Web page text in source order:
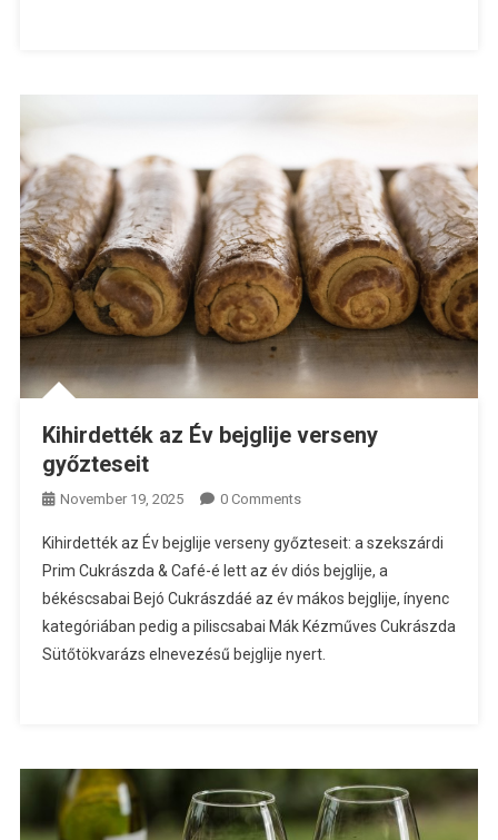
Kihirdették az Év bejglije verseny
győzteseit
November 19, 2025 0 Comments
Kihirdették az Év bejglije verseny győzteseit: a szekszárdi
Prim Cukrászda & Café-é lett az év diós bejglije, a
békéscsabai Bejó Cukrászdáé az év mákos bejglije, ínyenc
kategóriában pedig a piliscsabai Mák Kézműves Cukrászda
Sütőtökvarázs elnevezésű bejglije nyert.